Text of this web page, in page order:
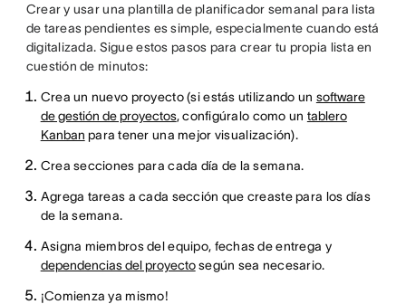
Crear y usar una plantilla de planificador semanal para lista
de tareas pendientes es simple, especialmente cuando está
digitalizada. Sigue estos pasos para crear tu propia lista en
cuestión de minutos:
Crea un nuevo proyecto (si estás utilizando un software
de gestión de proyectos, configúralo como un tablero
Kanban para tener una mejor visualización).
Crea secciones para cada día de la semana.
Agrega tareas a cada sección que creaste para los días
de la semana.
Asigna miembros del equipo, fechas de entrega y
dependencias del proyectosegún sea necesario.
¡Comienza ya mismo!